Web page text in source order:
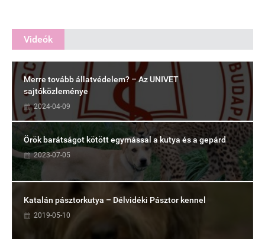
Videók
Merre tovább állatvédelem? – Az UNIVET
sajtóközleménye
2024-04-09
Örök barátságot kötött egymással a kutya és a gepárd
2023-07-05
Katalán pásztorkutya – Délvidéki Pásztor kennel
2019-05-10